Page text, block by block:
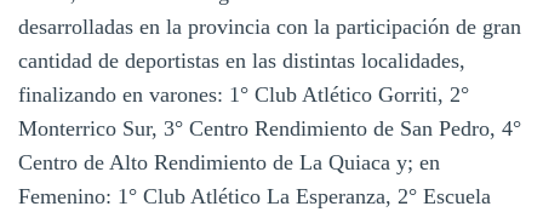
desarrolladas en la provincia con la participación de gran
cantidad de deportistas en las distintas localidades,
finalizando en varones: 1° Club Atlético Gorriti, 2°
Monterrico Sur, 3° Centro Rendimiento de San Pedro, 4°
Centro de Alto Rendimiento de La Quiaca y; en
Femenino: 1° Club Atlético La Esperanza, 2° Escuela